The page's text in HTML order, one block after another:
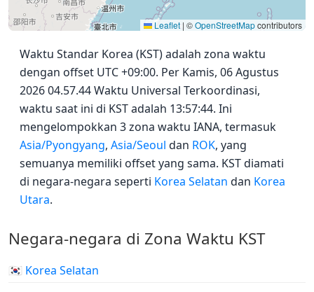
Leaflet | ©OpenStreetMapcontributors
Waktu Standar Korea (KST) adalah zona waktu
dengan offset UTC +09:00. Per Kamis, 06 Agustus
2026 04.57.44 Waktu Universal Terkoordinasi,
waktu saat ini di KST adalah 13:57:44. Ini
mengelompokkan 3 zona waktu IANA, termasuk
Asia/Pyongyang, Asia/Seoul dan ROK, yang
semuanya memiliki offset yang sama. KST diamati
di negara-negara seperti Korea Selatan dan Korea
Utara.
Negara-negara di Zona Waktu KST
🇰🇷 Korea Selatan